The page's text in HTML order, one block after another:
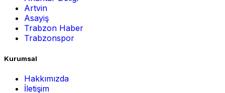
Artvin
Asayiş
Trabzon Haber
Trabzonspor
Kurumsal
Hakkımızda
İletişim